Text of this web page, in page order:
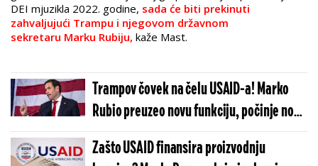
DEI mjuzikla 2022. godine, sada će biti prekinuti
zahvaljujući Trampu i njegovom državnom
sekretaru Marku Rubiju, kaže Mast.
Trampov čovek na čelu USAID-a! Marko
Rubio preuzeo novu funkciju, počinje nova
politika!
Zašto USAID finansira proizvodnju